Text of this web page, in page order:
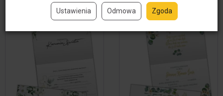
Ustawienia Odmowa Zgoda